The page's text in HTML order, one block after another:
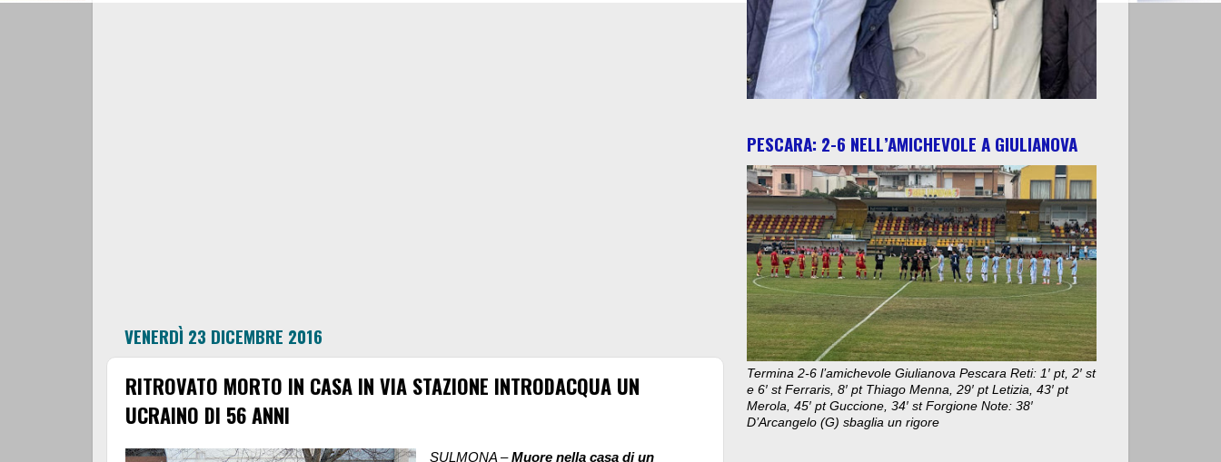
VENERDÌ 23 DICEMBRE 2016
RITROVATO MORTO IN CASA IN VIA STAZIONE INTRODACQUA UN
UCRAINO DI 56 ANNI
SULMONA –Muore nella casa di un
PESCARA: 2-6 NELL’AMICHEVOLE A GIULIANOVA
Termina 2-6 l’amichevole Giulianova Pescara Reti: 1′ pt, 2′ st
e 6′ st Ferraris, 8′ pt Thiago Menna, 29′ pt Letizia, 43′ pt
Merola, 45′ pt Guccione, 34′ st Forgione Note: 38′
D’Arcangelo (G) sbaglia un rigore